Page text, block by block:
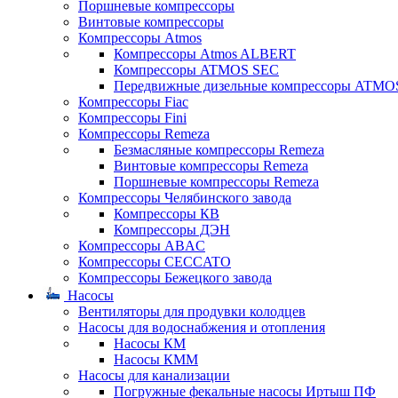
Поршневые компрессоры
Винтовые компрессоры
Компрессоры Atmos
Компрессоры Atmos ALBERT
Компрессоры ATMOS SEC
Передвижные дизельные компрессоры
Компрессоры Fiac
Компрессоры Fini
Компрессоры Remeza
Безмасляные компрессоры Remeza
Винтовые компрессоры Remeza
Поршневые компрессоры Remeza
Компрессоры Челябинского завода
Компрессоры КВ
Компрессоры ДЭН
Компрессоры ABAC
Компрессоры CECCATO
Компрессоры Бежецкого завода
Насосы
Вентиляторы для продувки колодцев
Насосы для водоснабжения и отопления
Насосы КМ
Насосы КММ
Насосы для канализации
Погружные фекальные насосы Иртыш ПФ